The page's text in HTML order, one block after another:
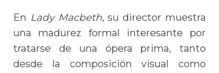
En Lady Macbeth, su director muestra
una madurez formal interesante por
tratarse de una ópera prima, tanto
desde la composición visual como